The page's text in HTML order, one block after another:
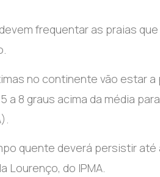
frequentar as praias
no continente vão estar
a 8 graus acima da média
quente deverá persistir até
Lourenço, do IPMA.